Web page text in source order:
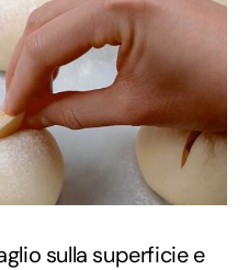
sulla superficie e